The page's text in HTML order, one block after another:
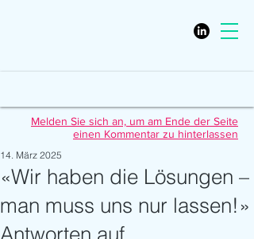
Melden Sie sich an, um am Ende der Seite
einen Kommentar zu hinterlassen
«Wir haben die Lösungen –
man muss uns nur lassen!»
14. März 2025